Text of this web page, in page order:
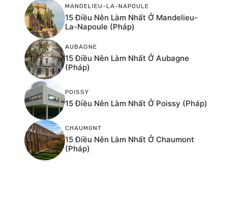
MANDELIEU-LA-NAPOULE
15 Điều Nên Làm Nhất Ở Mandelieu-
La-Napoule (Pháp)
AUBAGNE
15 Điều Nên Làm Nhất Ở Aubagne
(Pháp)
POISSY
15 Điều Nên Làm Nhất Ở Poissy (Pháp)
CHAUMONT
15 Điều Nên Làm Nhất Ở Chaumont
(Pháp)